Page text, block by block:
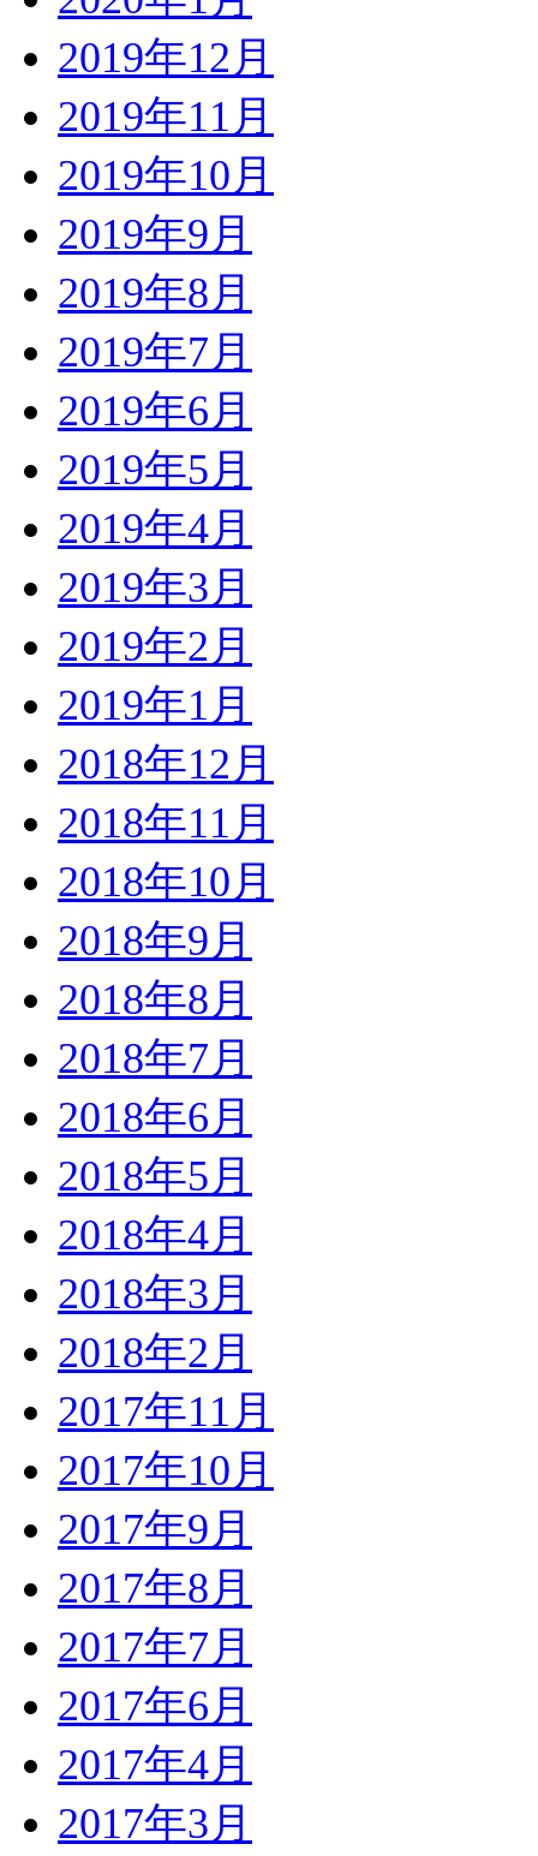
2019年12月
2019年11月
2019年10月
2019年9月
2019年8月
2019年7月
2019年6月
2019年5月
2019年4月
2019年3月
2019年2月
2019年1月
2018年12月
2018年11月
2018年10月
2018年9月
2018年8月
2018年7月
2018年6月
2018年5月
2018年4月
2018年3月
2018年2月
2017年11月
2017年10月
2017年9月
2017年8月
2017年7月
2017年6月
2017年4月
2017年3月